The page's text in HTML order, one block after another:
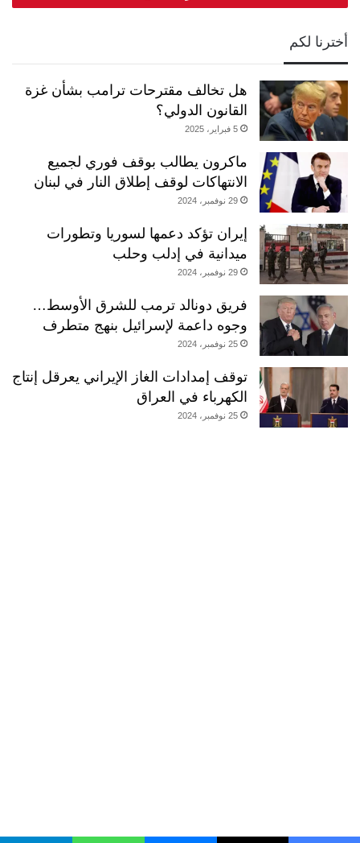
أخترنا لكم
هل تخالف مقترحات ترامب بشأن غزة
القانون الدولي؟
5 فبراير، 2025
ماكرون يطالب بوقف فوري لجميع
الانتهاكات لوقف إطلاق النار في لبنان
29 نوفمبر، 2024
إيران تؤكد دعمها لسوريا وتطورات
ميدانية في إدلب وحلب
29 نوفمبر، 2024
فريق دونالد ترمب للشرق الأوسط…
وجوه داعمة لإسرائيل بنهج متطرف
25 نوفمبر، 2024
توقف إمدادات الغاز الإيراني يعرقل إنتاج
الكهرباء في العراق
25 نوفمبر، 2024